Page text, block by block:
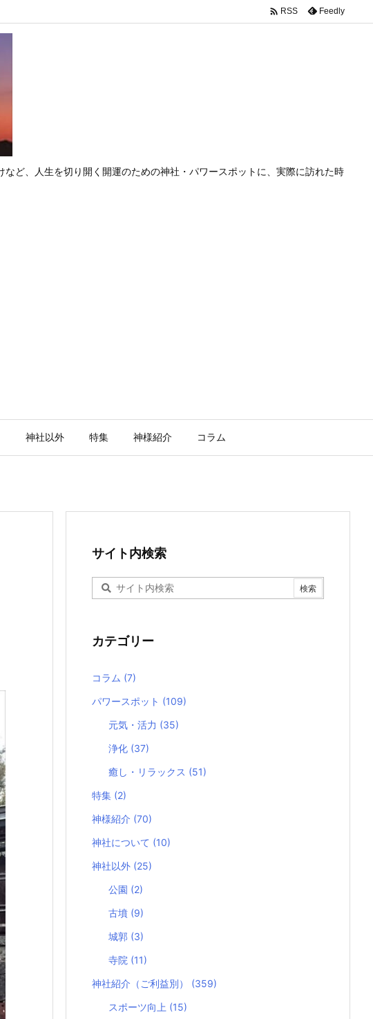
ど、人生を切り開く開運のための神社・パワースポットに、実際に訪れた時
神社以外 特集 神様紹介 コラム
 RSS Feedly
サイト内検索
カテゴリー
コラム (7)
パワースポット (109)
元気・活力 (35)
浄化 (37)
癒し・リラックス (51)
特集 (2)
神様紹介 (70)
神社について (10)
神社以外 (25)
公園 (2)
古墳 (9)
城郭 (3)
寺院 (11)
神社紹介（ご利益別） (359)
スポーツ向上 (15)